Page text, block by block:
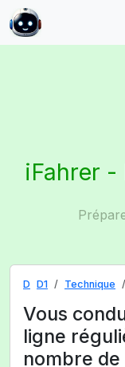
iFahrer -
D D1 Technique
Vous
ligne
nombre